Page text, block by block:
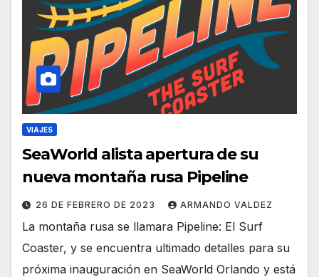
VIAJES
SeaWorld alista apertura de su
nueva montaña rusa Pipeline
26 DE FEBRERO DE 2023 ARMANDO VALDEZ
La montaña rusa se llamara Pipeline: El Surf
Coaster, y se encuentra ultimado detalles para su
próxima inauguración en SeaWorld Orlando y está